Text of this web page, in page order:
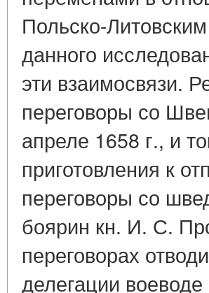
Польско-
данного
эти взаимосвязи.
переговоры со
апреле 1658 г., и
приготовления к
переговоры со
боярин кн. И. С.
переговорах
делегации